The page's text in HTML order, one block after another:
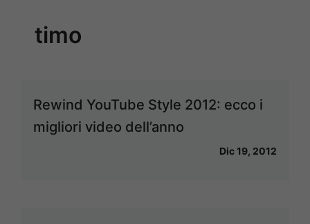
timo
Rewind YouTube Style 2012: ecco i
migliori video dell’anno
Dic 19, 2012